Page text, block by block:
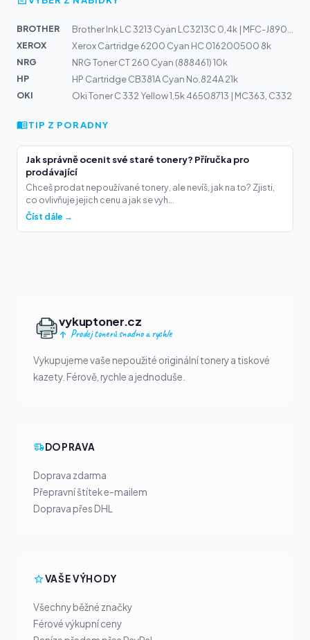
BROTHER
XEROX
Xerox Cartridge 6200 Cyan HC 016200500 8k
NRG
NRG Toner CT 260 Cyan (888461) 10k
HP
HP Cartridge CB381A Cyan No.824A 21k
OKI
Oki Toner C 332 Yellow 1,5k 46508713 | MC363, C332
TIP Z PORADNY
Jak správně ocenit své staré tonery? Příručka pro
prodávající
Chceš prodat nepoužívané tonery, ale nevíš, jak na to? Zjisti,
co ovlivňuje jejich cenu a jak se vyh...
Číst dále →
vykuptoner.cz
Prodej tonerů snadno a rychle
Vykupujeme vaše nepoužité originální tonery a tiskové
kazety. Férově, rychle a jednoduše.
DOPRAVA
Doprava zdarma
Přepravní štítek e-mailem
Doprava přes DHL
VAŠE VÝHODY
Všechny běžné značky
Férové výkupní ceny